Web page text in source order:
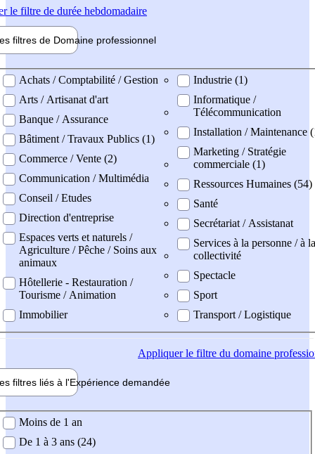
le filtre de durée hebdomadaire
filtres de Domaine professionnel
professionel
Achats / Comptabilité / Gestion
Arts / Artisanat d'art
Banque / Assurance
Bâtiment / Travaux Publics (1)
Commerce / Vente (2)
Communication / Multimédia
Conseil / Etudes
Direction d'entreprise
Espaces verts et naturels /
Agriculture / Pêche / Soins aux
animaux
Hôtellerie - Restauration /
Tourisme / Animation
Immobilier
Industrie (1)
Informatique /
Télécommunication
Installation / Maintenance
Marketing / Stratégie
commerciale (1)
Ressources Humaines (54)
Santé
Secrétariat / Assistanat
Services à la personne / à la
collectivité
Spectacle
Sport
Transport / Logistique
Appliquerle filtre du domaine
filtres liés à l'Expérience demandée
demandée
Moins de 1 an
De 1 à 3 ans (24)